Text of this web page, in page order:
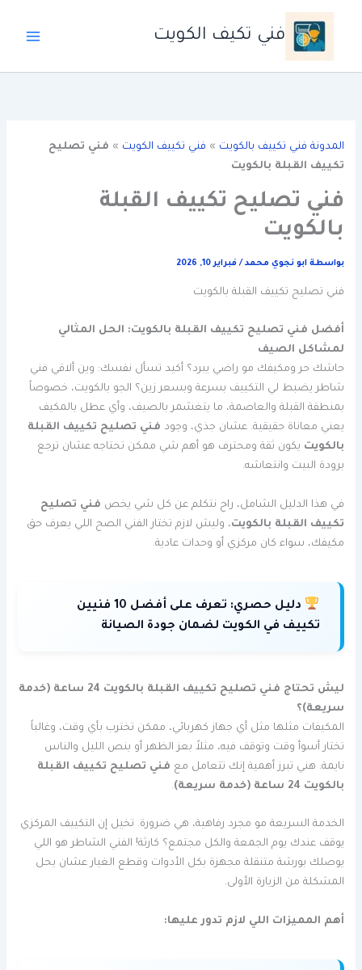
المحتوى
فني تكيف الكويت
المدونة فني تكييف بالكويت » فني تكييف الكويت » فني تصليح
تكييف القبلة بالكويت
فني تصليح تكييف القبلة
بالكويت
بواسطة ابو نجوي محمد/فبراير 10, 2026
فني تصليح تكييف القبلة بالكويت
أفضل فني تصليح تكييف القبلة بالكويت: الحل المثالي
لمشاكل الصيف
حاشك حر ومكيفك مو راضي يبرد؟ أكيد تسأل نفسك: وين ألاقي فني
شاطر يضبط لي التكييف بسرعة وبسعر زين؟ الجو بالكويت، خصوصاً
بمنطقة القبلة والعاصمة، ما يتغشمر بالصيف، وأي عطل بالمكيف
يعني معاناة حقيقية. عشان جذي، وجود فني تصليح تكييف القبلة
بالكويت يكون ثقة ومحترف هو أهم شي ممكن تحتاجه عشان ترجع
برودة البيت وانتعاشه.
في هذا الدليل الشامل، راح نتكلم عن كل شي يخص فني تصليح
تكييف القبلة بالكويت، وليش لازم تختار الفني الصح اللي يعرف حق
مكيفك، سواء كان مركزي أو وحدات عادية.
دليل حصري:
تعرف على أفضل 10 فنيين
تكييف في الكويت لضمان جودة الصيانة
ليش تحتاج فني تصليح تكييف القبلة بالكويت 24 ساعة (خدمة
سريعة)؟
المكيفات مثلها مثل أي جهاز كهربائي، ممكن تخترب بأي وقت، وغالباً
تختار أسوأ وقت وتوقف فيه، مثلاً بعز الظهر أو بنص الليل والناس
نايمة. هني تبرز أهمية إنك تتعامل مع فني تصليح تكييف القبلة
بالكويت 24 ساعة (خدمة سريعة)
.
الخدمة السريعة مو مجرد رفاهية، هي ضرورة. تخيل إن التكييف المركزي
يوقف عندك يوم الجمعة والكل مجتمع؟ كارثة! الفني الشاطر هو اللي
يوصلك بورشة متنقلة مجهزة بكل الأدوات وقطع الغيار عشان يحل
المشكلة من الزيارة الأولى.
أهم المميزات اللي لازم تدور عليها: